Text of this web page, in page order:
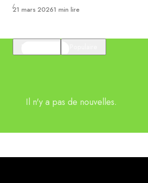
Publié
21 mars 20261 min lire
Il n'y a pas de nouvelles.